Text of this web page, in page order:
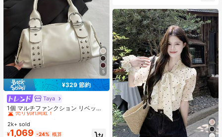
5
¥329 節約
Taya
1個 マルチファンクション リベット
ハンドバッグ、ビンテージバイクス
タイル リベットデコレーション PU
レザーショルダーバッグ、パンクロ
#1 ベストセラー
売り切れ間近！
#1 ベストセラー
売り切れ間近！
#1 ベストセラー
売り切れ間近！
#1 ベストセラー
2k+ sold
¥1,069 -24% 概算